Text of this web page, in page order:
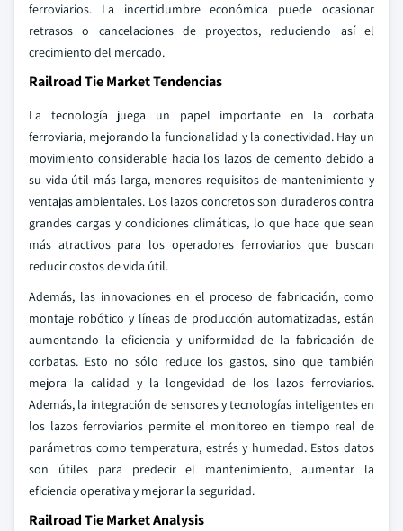
ferroviarios. La incertidumbre económica puede ocasionar
retrasos o cancelaciones de proyectos, reduciendo así el
crecimiento del mercado.
Railroad Tie Market Tendencias
La tecnología juega un papel importante en la corbata
ferroviaria, mejorando la funcionalidad y la conectividad. Hay un
movimiento considerable hacia los lazos de cemento debido a
su vida útil más larga, menores requisitos de mantenimiento y
ventajas ambientales. Los lazos concretos son duraderos contra
grandes cargas y condiciones climáticas, lo que hace que sean
más atractivos para los operadores ferroviarios que buscan
reducir costos de vida útil.
Además, las innovaciones en el proceso de fabricación, como
montaje robótico y líneas de producción automatizadas, están
aumentando la eficiencia y uniformidad de la fabricación de
corbatas. Esto no sólo reduce los gastos, sino que también
mejora la calidad y la longevidad de los lazos ferroviarios.
Además, la integración de sensores y tecnologías inteligentes en
los lazos ferroviarios permite el monitoreo en tiempo real de
parámetros como temperatura, estrés y humedad. Estos datos
son útiles para predecir el mantenimiento, aumentar la
eficiencia operativa y mejorar la seguridad.
Railroad Tie Market Analysis